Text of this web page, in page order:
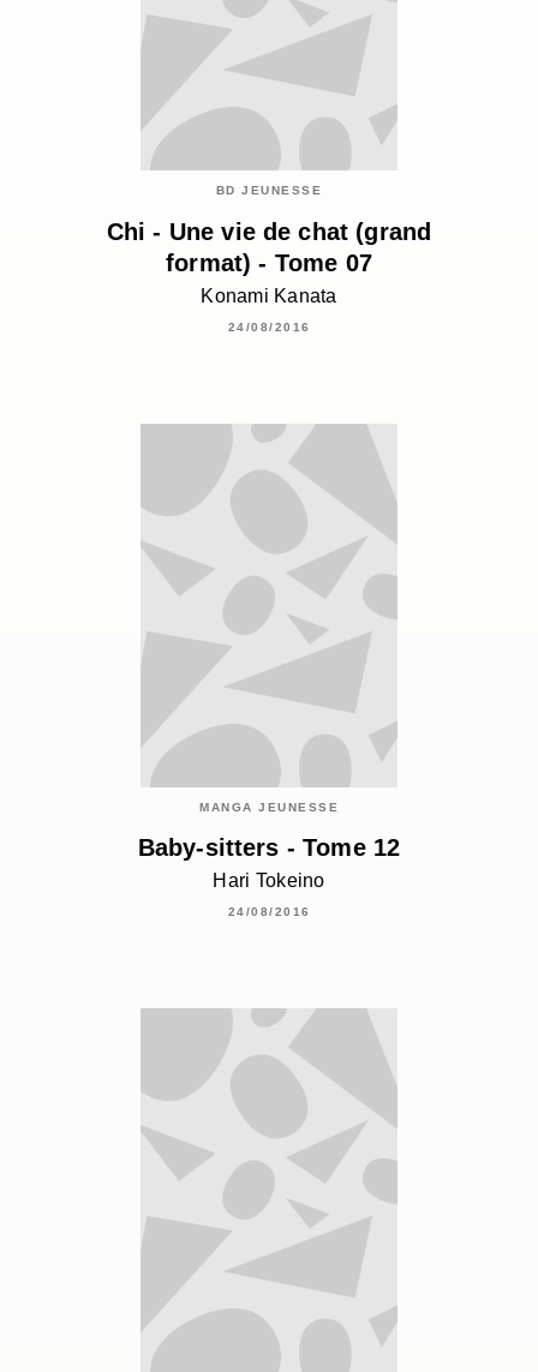
BD JEUNESSE
Chi - Une vie de chat (grand
format) - Tome 07
Konami Kanata
24/08/2016
MANGA JEUNESSE
Baby-sitters - Tome 12
Hari Tokeino
24/08/2016